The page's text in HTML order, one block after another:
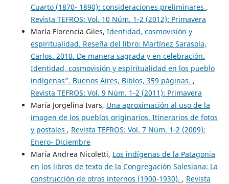
Cuarto (1870- 1890): consideraciones preliminares ,
Revista TEFROS: Vol. 10 Núm. 1-2 (2012): Primavera
María Florencia Giles, Identidad, cosmovisión y
espiritualidad. Reseña del libro: Martínez Sarasola,
Carlos. 2010. De manera sagrada y en celebración.
Identidad, cosmovisión y espiritualidad en los pueblo
indígenas”. Buenos Aires, Biblos, 359 páginas. ,
Revista TEFROS: Vol. 9 Núm. 1-2 (2011): Primavera
María Jorgelina Ivars, Una aproximación al uso de la
imagen de los pueblos originarios. Itinerarios de fotos
y postales , Revista TEFROS: Vol. 7 Núm. 1-2 (2009):
Enero- Diciembre
María Andrea Nicoletti, Los indígenas de la Patagonia
en los libros de texto de la Congregación Salesiana: La
construcción de otros internos (1900-1930). , Revista